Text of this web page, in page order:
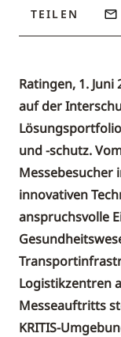
TEILEN
Ratingen, 1.
auf der
und -schutz.
Messebesucher
innovativen
anspruchsvolle
Logistikzentren
Messeauftritts
KRITIS-